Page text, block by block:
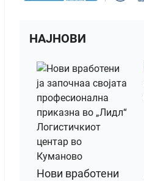
НАЈНОВИ
Нови вработени